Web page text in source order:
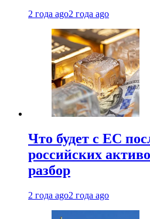
2 года ago2 года ago
Что будет с ЕС
российских
разбор
2 года ago2 года ago